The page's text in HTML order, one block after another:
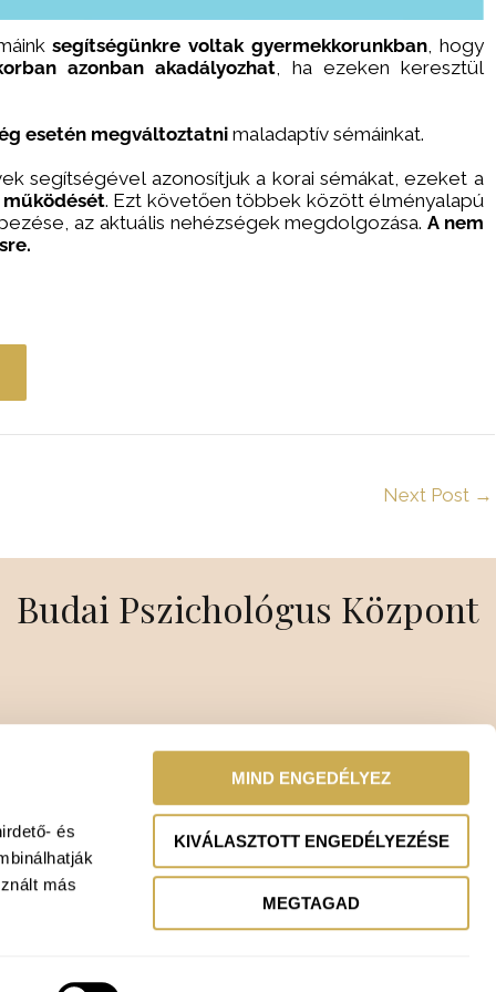
és
más
MIND ENGEDÉLYEZ
KIVÁLASZTOTT ENGEDÉLYEZÉSE
MEGTAGAD
segítségünkre voltak gyermekkorunkban , hogy
azonban akadályozhat , ha ezeken keresztül
esetén megváltoztatnimaladaptív sémáinkat.
segítségével azonosítjuk a korai sémákat, ezeket a
működését. Ezt követően többek között élményalapú
az aktuális nehézségek megdolgozása.A nem
Next Post →
Budai Pszichológus Központ